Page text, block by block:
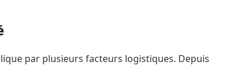
par plusieurs facteurs logistiques. Depuis